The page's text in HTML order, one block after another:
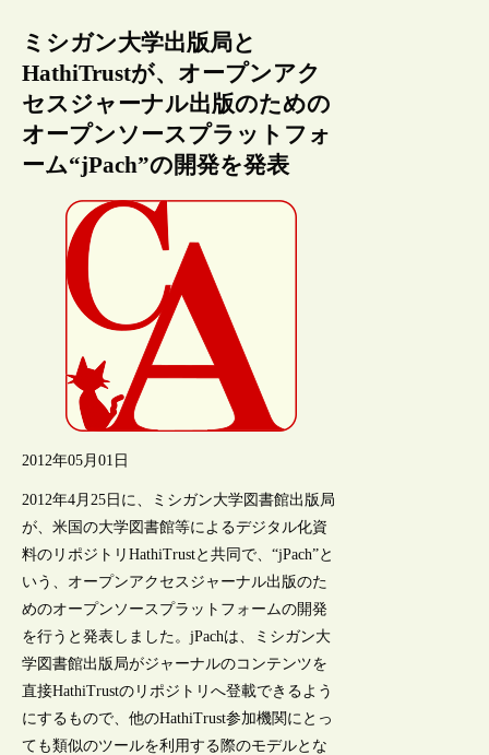
ミシガン大学出版局と
HathiTrustが、オープンアク
セスジャーナル出版のための
オープンソースプラットフォ
ーム“jPach”の開発を発表
2012年05月01日
2012年4月25日に、ミシガン大学図書館出版局
が、米国の大学図書館等によるデジタル化資
料のリポジトリHathiTrustと共同で、“jPach”と
いう、オープンアクセスジャーナル出版のた
めのオープンソースプラットフォームの開発
を行うと発表しました。jPachは、ミシガン大
学図書館出版局がジャーナルのコンテンツを
直接HathiTrustのリポジトリへ登載できるよう
にするもので、他のHathiTrust参加機関にとっ
ても類似のツールを利用する際のモデルとな